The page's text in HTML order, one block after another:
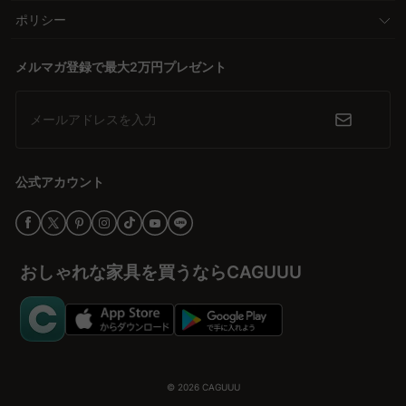
ポリシー
メルマガ登録で最大2万円プレゼント
メールアドレスを入力
公式アカウント
おしゃれな家具を買うならCAGUUU
© 2026 CAGUUU